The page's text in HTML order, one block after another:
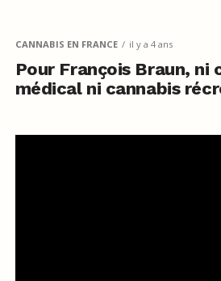
CANNABIS EN FRANCE il y a 4 ans
Pour François Braun, ni
médical ni cannabis